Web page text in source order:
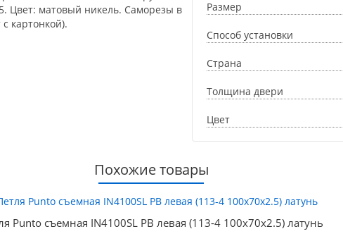
Цвет: матовый никель. Саморезы в
картонкой).
Размер
Способ установки
Страна
Толщина двери
Цвет
Похожие товары
Punto съемная IN4100SL PB левая (113-4 100х70х2.5) латунь